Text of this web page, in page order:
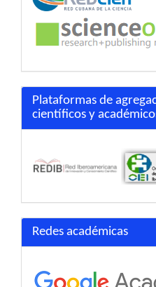
Plataformas de
científicos y
Redes académicas